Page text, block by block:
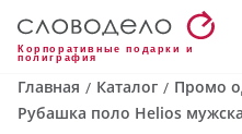
Корпоративные подарки и
полиграфия
Главная / Каталог / Промо
Рубашка поло Helios